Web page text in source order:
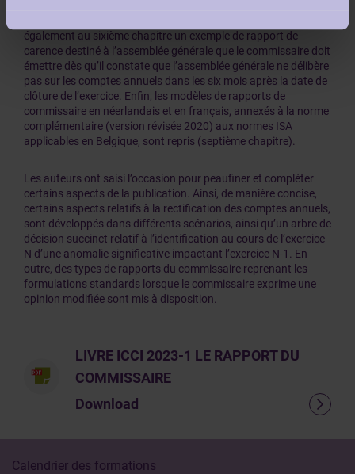
également au sixième chapitre un exemple de rapport de
carence destiné à l’assemblée générale que le commissaire doit
émettre dès qu’il constate que l’assemblée générale ne délibère
pas sur les comptes annuels dans les six mois après la date de
clôture de l’exercice. Enfin, les modèles de rapports de
commissaire en néerlandais et en français, annexés à la norme
complémentaire (version révisée 2020) aux normes ISA
applicables en Belgique, sont repris (septième chapitre).
Les auteurs ont saisi l’occasion pour peaufiner et compléter
certains aspects de la publication. Ainsi, de manière concise,
certains aspects relatifs à la rectification des comptes annuels,
sont développés dans différents scénarios, ainsi qu’un arbre de
décision succinct relatif à l’identification au cours de l’exercice
N d’une anomalie significative impactant l’exercice N-1. En
outre, des types de rapports du commissaire reprenant les
formulations standards lorsque le commissaire exprime une
opinion modifiée sont mis à disposition.
LIVRE ICCI 2023-1 LE RAPPORT DU
COMMISSAIRE
Download
Calendrier des formations